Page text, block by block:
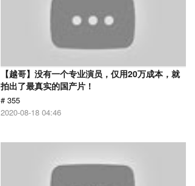
【越哥】没有一个专业演员，仅用20万成本，就
拍出了最真实的国产片！
# 355
2020-08-18 04:46